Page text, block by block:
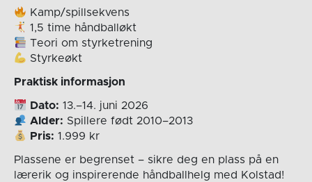
Kamp/spillsekvens
1,5 time håndballøkt
Teori om styrketrening
Styrkeøkt
Praktisk informasjon
Dato: 13.–14. juni 2026
Alder: Spillere født 2010–2013
Pris: 1.999 kr
Plassene er begrenset – sikre deg en plass på en
lærerik og inspirerende håndballhelg med Kolstad!